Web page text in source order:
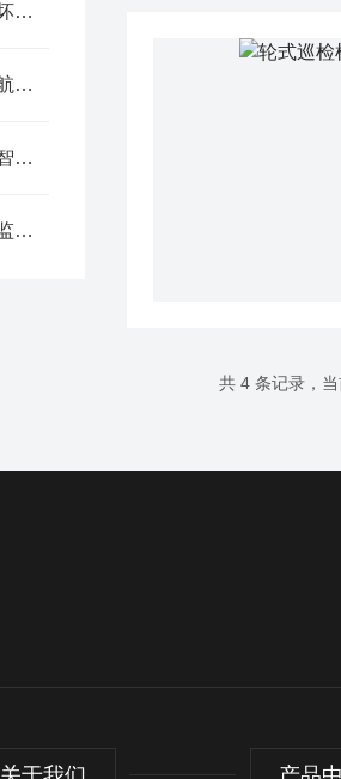
高炉巡检中炉缸侵蚀、冷却壁损坏与煤气泄漏的早期征兆与诊断
轮式巡检机器人：全地形自主导航，赋能多场景灵活智能巡检
防爆巡检轮式机器人：工业安全智能化的革新力量
智易时代温室大棚远程智能环控监测系统方案
共 4 条记录，